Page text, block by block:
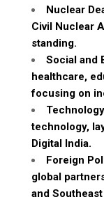
Nuclear
Civil Nuclear
standing.
Social and
healthcare,
focusing on
technology,
Digital India.
Foreign
global
and